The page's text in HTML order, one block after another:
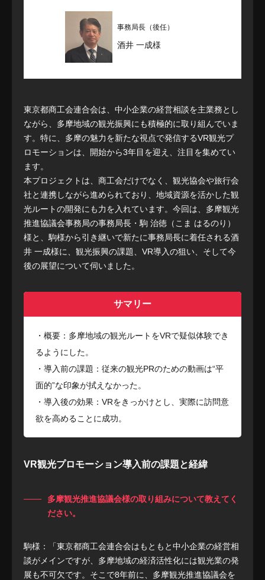
事務局長（後任）
酒井 一成様
東京都商工会連合会は、中小企業の経営相談を主業務とし
ながら、多摩地域の観光振興にも積極的に取り組んでいま
す。特に、多摩の魅力を新たな視点で発信するVR観光プ
ロモーションは、開始から3年目を迎え、注目を集めてい
ます。
本プロジェクトは、商工会だけでなく、観光協会や旅行会
社と連携しながら進められており、地域資源を活かした観
光ルートの開発にも力を入れています。今回は、多摩観光
推進協議会事務局の事務局長・駒 治徳（こま はるのり）
様と、駒様から引き継いで新たに事務局長に着任される酒
井 一成様に、観光振興の課題、VR導入の狙い、そして今
後の展望について伺いました。
サマリー
・概要：多摩地域の観光ルートをVRで疑似体験でき
るようにした。
・導入前の課題：従来の観光PRのための動画は“平
面的”な印象が拭えなかった。
・導入後の効果：VRをきっかけとし、実際に訪問意
欲を高めることに成功。
VR観光プロモーション導入前の課題と経緯
多摩観光推進協議会様の取り組みについて教えてく
ださい。
駒様：「東京都商工会連合会はもともと中小企業の経営相
談がメインですが、多摩地域の経済活性化には観光業の発
展も不可欠です。そこで8年前に、多摩観光推進協議会を